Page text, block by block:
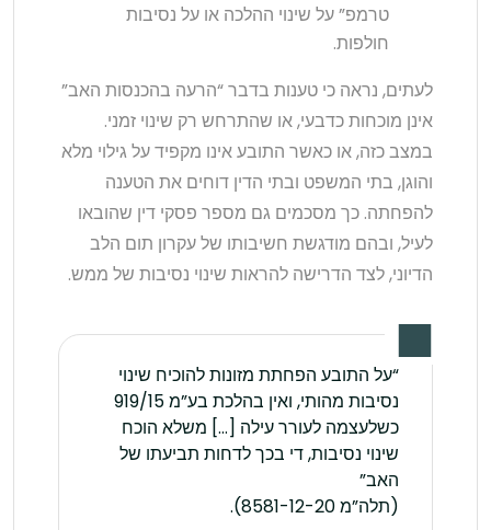
טרמפ” על שינוי ההלכה או על נסיבות
חולפות.
לעתים, נראה כי טענות בדבר “הרעה בהכנסות האב”
אינן מוכחות כדבעי, או שהתרחש רק שינוי זמני.
במצב כזה, או כאשר התובע אינו מקפיד על גילוי מלא
והוגן, בתי המשפט ובתי הדין דוחים את הטענה
להפחתה. כך מסכמים גם מספר פסקי דין שהובאו
לעיל, ובהם מודגשת חשיבותו של עקרון תום הלב
הדיוני, לצד הדרישה להראות שינוי נסיבות של ממש.
“על התובע הפחתת מזונות להוכיח שינוי
נסיבות מהותי, ואין בהלכת בע”מ 919/15
כשלעצמה לעורר עילה […] משלא הוכח
שינוי נסיבות, די בכך לדחות תביעתו של
האב”
(תלה”מ 8581-12-20).